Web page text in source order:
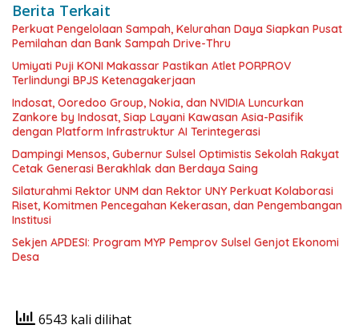
Berita Terkait
Perkuat Pengelolaan Sampah, Kelurahan Daya Siapkan Pusat
Pemilahan dan Bank Sampah Drive-Thru
Umiyati Puji KONI Makassar Pastikan Atlet PORPROV
Terlindungi BPJS Ketenagakerjaan
Indosat, Ooredoo Group, Nokia, dan NVIDIA Luncurkan
Zankore by Indosat, Siap Layani Kawasan Asia-Pasifik
dengan Platform Infrastruktur AI Terintegerasi
Dampingi Mensos, Gubernur Sulsel Optimistis Sekolah Rakyat
Cetak Generasi Berakhlak dan Berdaya Saing
Silaturahmi Rektor UNM dan Rektor UNY Perkuat Kolaborasi
Riset, Komitmen Pencegahan Kekerasan, dan Pengembangan
Institusi
Sekjen APDESI: Program MYP Pemprov Sulsel Genjot Ekonomi
Desa
6543 kali dilihat